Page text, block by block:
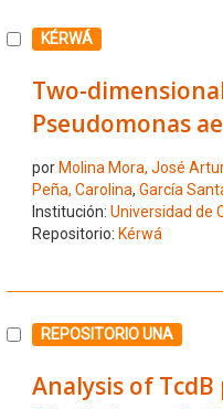
Seleccione el número de
KÉRWÁ
Two-
Pseudomonas
por Molina Mora, José
Peña, Carolina, García
Institución: Universidad de
Repositorio: Kérwá
Seleccione el número de
REPOSITORIO UNA
Analysis of